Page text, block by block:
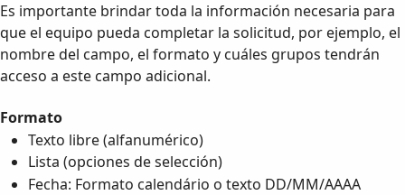
Es importante brindar toda la información necesaria para
que el equipo pueda completar la solicitud, por ejemplo, el
nombre del campo, el formato y cuáles grupos tendrán
acceso a este campo adicional.
Formato
Texto libre (alfanumérico)
Lista (opciones de selección)
Fecha: Formato calendário o texto DD/MM/AAAA